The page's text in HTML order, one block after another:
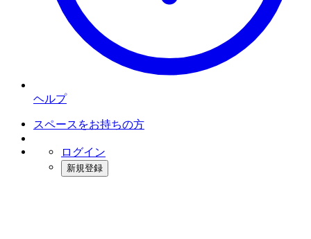
ヘルプ
スペースをお持ちの方
ログイン
新規登録